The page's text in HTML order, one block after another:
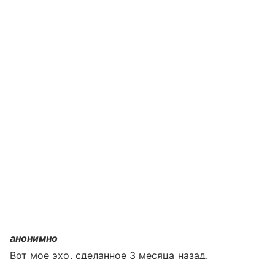
анонимно
Вот мое эхо, сделанное 3 месяца назад.